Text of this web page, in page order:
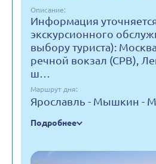
Описание:
Информация
экскурсионного
выбору туриста):
речной вокзал (СРВ),
ш…
Маршрут дня:
Ярославль - Мышкин -
Подробнее